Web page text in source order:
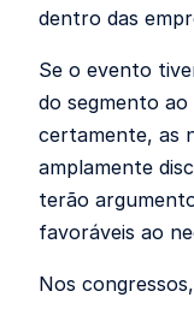
dentro das
Se o evento
do segmento ao
certamente, as
amplamente
terão
favoráveis ao
Nos congressos,